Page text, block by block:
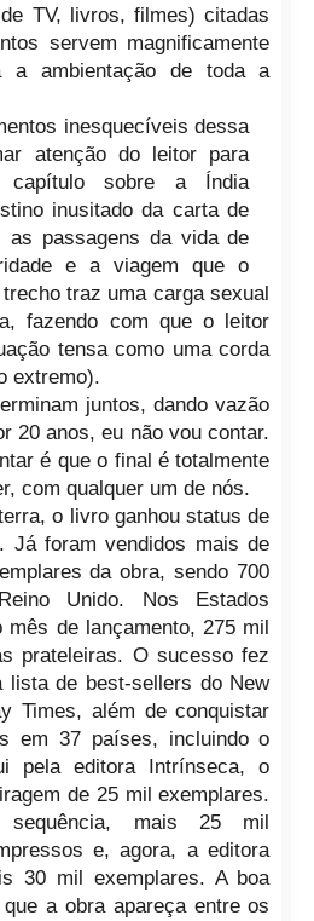
TV, livros, filmes) citadas
servem magnificamente
a ambientação de toda a
inesquecíveis dessa
atenção do leitor para
capítulo sobre a Índia
inusitado da carta de
as passagens da vida de
e a viagem que o
traz uma carga sexual
fazendo com que o leitor
tensa como uma corda
extremo).
juntos, dando vazão
20 anos, eu não vou contar.
é que o final é totalmente
com qualquer um de nós.
o livro ganhou status de
Já foram vendidos mais de
da obra, sendo 700
Unido. Nos Estados
mês de lançamento, 275 mil
prateleiras. O sucesso fez
lista de best-sellers do New
Times, além de conquistar
em 37 países, incluindo o
pela editora Intrínseca, o
de 25 mil exemplares.
sequência, mais 25 mil
e, agora, a editora
30 mil exemplares. A boa
a obra apareça entre os